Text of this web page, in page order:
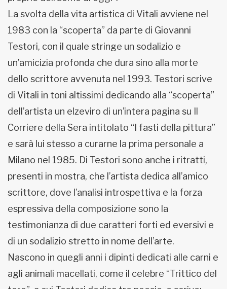
La svolta della vita artistica di Vitali avviene nel
1983 con la “scoperta” da parte di Giovanni
Testori, con il quale stringe un sodalizio e
un’amicizia profonda che dura sino alla morte
dello scrittore avvenuta nel 1993. Testori scrive
di Vitali in toni altissimi dedicando alla “scoperta”
dell’artista un elzeviro di un’intera pagina su Il
Corriere della Sera intitolato “I fasti della pittura”
e sarà lui stesso a curarne la prima personale a
Milano nel 1985. Di Testori sono anche i ritratti,
presenti in mostra, che l’artista dedica all’amico
scrittore, dove l’analisi introspettiva e la forza
espressiva della composizione sono la
testimonianza di due caratteri forti ed eversivi e
di un sodalizio stretto in nome dell’arte.
Nascono in quegli anni i dipinti dedicati alle carni e
agli animali macellati, come il celebre “Trittico del